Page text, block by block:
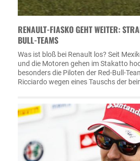
RENAULT-FIASKO GEHT WEITER:
BULL-TEAMS
Was ist bloß bei Renault los? Seit
und die Motoren gehen im Stakatto
besonders die Piloten der Red-Bull-
Ricciardo wegen eines Tauschs der